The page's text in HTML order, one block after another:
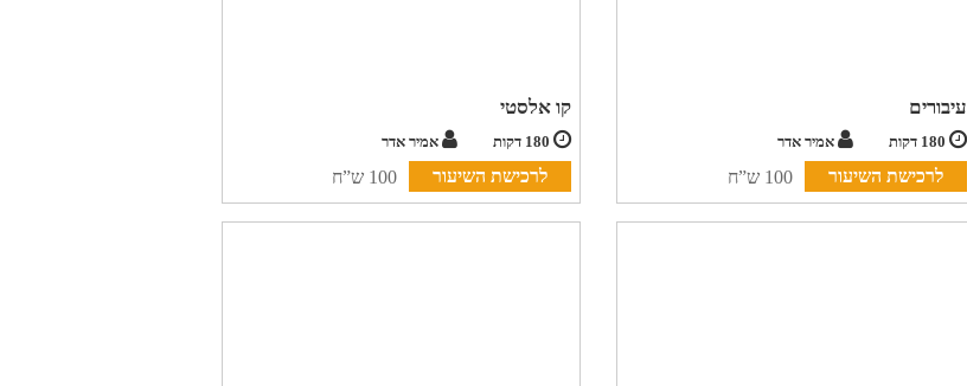
עיבורים
אמיר אדר
לרכישת השיעור 100 ש”ח
קו אלסטי
180 דקות אמיר אדר
לרכישת השיעור 100 ש”ח